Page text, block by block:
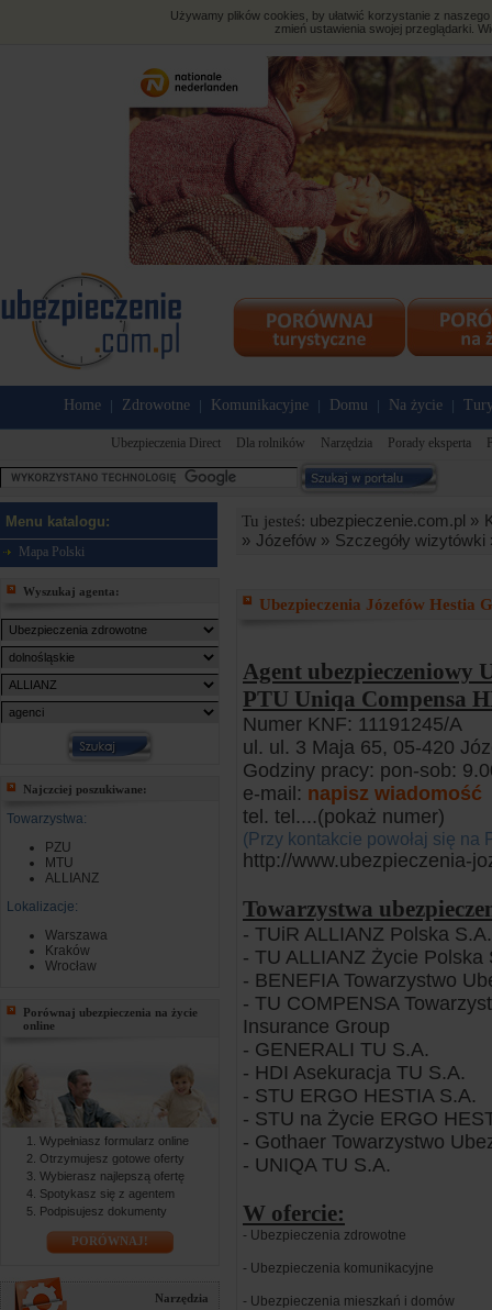
Używamy plików cookies, by ułatwić korzystanie z
zmień ustawienia swojej przeglądarki.
Home Zdrowotne Komunikacyjne Domu Na życie
Ubezpieczenia Direct Dla rolników Narzędzia Porady eksperta
Menu katalogu:
Mapa Polski
Wyszukaj agenta:
Najczciej poszukiwane:
Towarzystwa:
PZU
MTU
ALLIANZ
Lokalizacje:
Warszawa
Kraków
Wrocław
Porównaj ubezpieczenia na życie
online
Wypełniasz formularz online
Otrzymujesz gotowe oferty
Wybierasz najlepszą ofertę
Spotykasz się z agentem
Podpisujesz dokumenty
PORÓWNAJ!
Narzędzia
Tu jesteś: ubezpieczenie.com.pl »
» Józefów » Szczegóły wizytówki
Ubezpieczenia Józefów Hestia
Agent ubezpieczeniowy
PTU Uniqa Compensa
Numer KNF: 11191245/A
ul. ul. 3 Maja 65, 05-420
Godziny pracy: pon-sob:
e-mail: napisz wiadomość
tel. tel. ...(pokaż numer)
(Przy kontakcie powołaj się na
http://www.ubezpieczenia-
Towarzystwa
- TUiR ALLIANZ Polska S.A.
- TU ALLIANZ Życie Polska
- BENEFIA Towarzystwo
- TU COMPENSA
Insurance Group
- GENERALI TU S.A.
- HDI Asekuracja TU S.A.
- STU ERGO HESTIA S.A.
- STU na Życie ERGO
- Gothaer Towarzystwo
- UNIQA TU S.A.
W ofercie:
- Ubezpieczenia zdrowotne
- Ubezpieczenia komunikacyjne
- Ubezpieczenia mieszkań i domów